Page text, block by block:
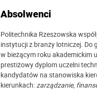
Absolwenci
Politechnika Rzeszowska
instytucji z branży lotniczej. Do
w bieżącym roku akademickim
prestiżowy dyplom uczelni
kandydatów na stanowiska
kierunkach: zarządzanie,